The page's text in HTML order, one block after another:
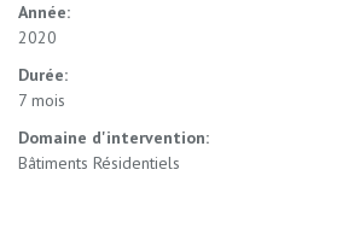
Année:
2020
Durée:
7 mois
Domaine d'intervention:
Bâtiments Résidentiels